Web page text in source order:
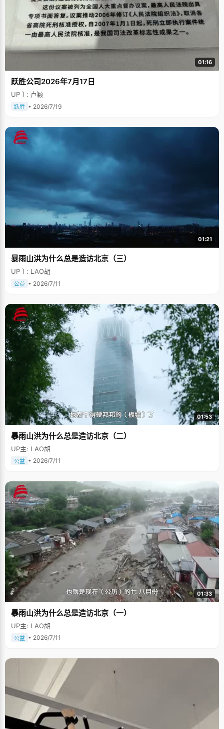
01:16
跃胜公司2026年7月17日
UP主: 卢颖
跃胜 • 2026/7/19
01:21
暴雨山洪为什么总是造访北京（三）
UP主: LAO胡
公益 • 2026/7/11
01:53
暴雨山洪为什么总是造访北京（二）
UP主: LAO胡
公益 • 2026/7/11
01:33
暴雨山洪为什么总是造访北京（一）
UP主: LAO胡
公益 • 2026/7/11